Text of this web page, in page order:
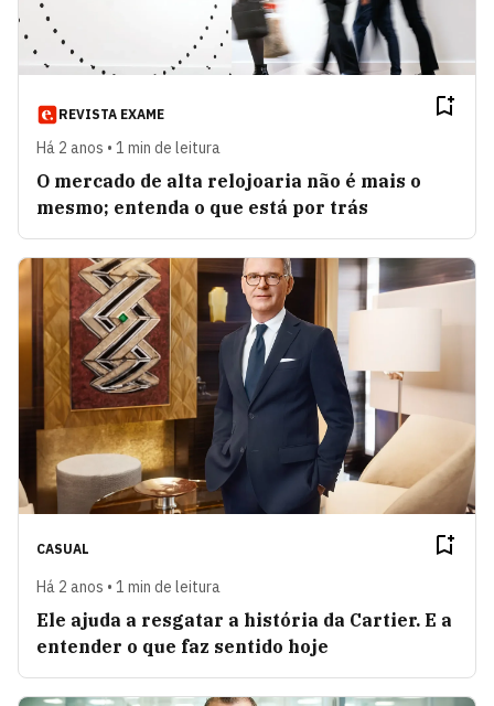
REVISTA EXAME
Há 2 anos • 1 min de leitura
O mercado de alta relojoaria não é mais o
mesmo; entenda o que está por trás
CASUAL
Há 2 anos • 1 min de leitura
Ele ajuda a resgatar a história da Cartier. E a
entender o que faz sentido hoje